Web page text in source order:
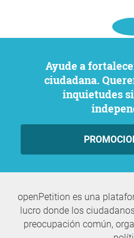
Ayude a fortalecer la participación
ciudadana.
inquietudes
openPetition es una
lucro donde los
preocupación común,